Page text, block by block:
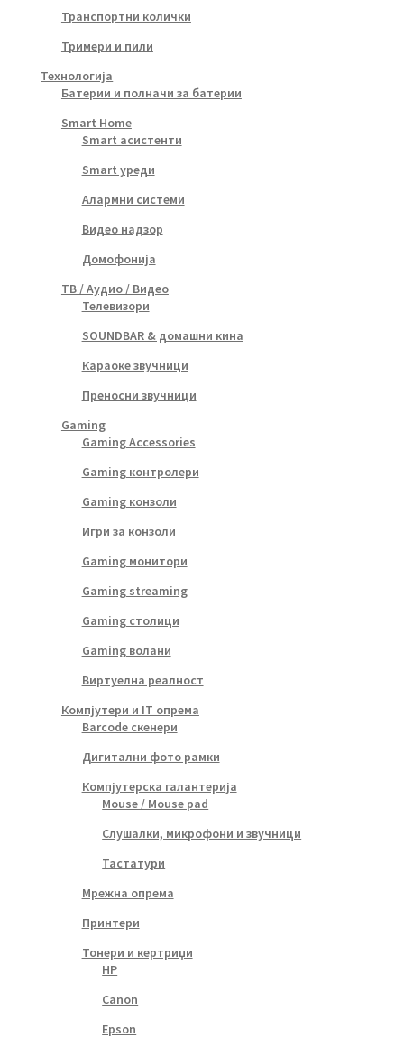
Транспортни колички
Тримери и пили
Технологија
Батерии и полначи за батерии
Smart Home
Smart асистенти
Smart уреди
Алармни системи
Видео надзор
Домофонија
ТВ / Аудио / Видео
Телевизори
SOUNDBAR & домашни кина
Караоке звучници
Преносни звучници
Gaming
Gaming Accessories
Gaming контролери
Gaming конзоли
Игри за конзоли
Gaming монитори
Gaming streaming
Gaming столици
Gaming волани
Виртуелна реалност
Компјутери и IT опрема
Barcode скенери
Дигитални фото рамки
Компјутерска галантерија
Mouse / Mouse pad
Слушалки, микрофони и звучници
Тастатури
Мрежна опрема
Принтери
Тонери и кертриџи
HP
Canon
Epson